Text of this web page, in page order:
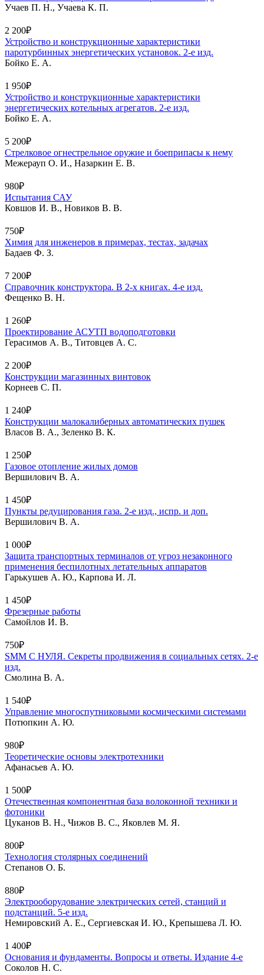
Учаев П. Н., Учаева К. П.
2 200₽
Устройство и конструкционные характеристики
паротурбинных энергетических установок. 2-е изд.
Бойко Е. А.
1 950₽
Устройство и конструкционные характеристики
энергетических котельных агрегатов. 2-е изд.
Бойко Е. А.
5 200₽
Стрелковое огнестрельное оружие и боеприпасы к нему
Межерауп О. И., Назаркин Е. В.
980₽
Испытания САУ
Ковшов И. В., Новиков В. В.
750₽
Химия для инженеров в примерах, тестах, задачах
Бадаев Ф. З.
7 200₽
Справочник конструктора. В 2-х книгах. 4-е изд.
Фещенко В. Н.
1 260₽
Проектирование АСУТП водоподготовки
Герасимов А. В., Титовцев А. С.
2 200₽
Конструкции магазинных винтовок
Корнеев С. П.
1 240₽
Конструкции малокалиберных автоматических пушек
Власов В. А., Зеленко В. К.
1 250₽
Газовое отопление жилых домов
Вершилович В. А.
1 450₽
Пункты редуцирования газа. 2-е изд., испр. и доп.
Вершилович В. А.
1 000₽
Защита транспортных терминалов от угроз незаконного
применения беспилотных летательных аппаратов
Гарькушев А. Ю., Карпова И. Л.
1 450₽
Фрезерные работы
Самойлов И. В.
750₽
SMM С НУЛЯ. Секреты продвижения в социальных сетях. 2-е
изд.
Смолина В. А.
1 540₽
Управление многоспутниковыми космическими системами
Потюпкин А. Ю.
980₽
Теоретические основы электротехники
Афанасьев А. Ю.
1 500₽
Отечественная компонентная база волоконной техники и
фотоники
Цуканов В. Н., Чижов В. С., Яковлев М. Я.
800₽
Технология столярных соединений
Степанов О. Б.
880₽
Электрооборудование электрических сетей, станций и
подстанций. 5-е изд.
Немировский А. Е., Сергиевская И. Ю., Крепышева Л. Ю.
1 400₽
Основания и фундаменты. Вопросы и ответы. Издание 4-е
Соколов Н. С.